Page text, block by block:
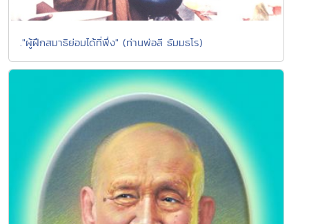
."ผู้ฝึกสมาธิย่อมได้ที่พึ่ง" (ท่านพ่อลี ธัมมธโร)